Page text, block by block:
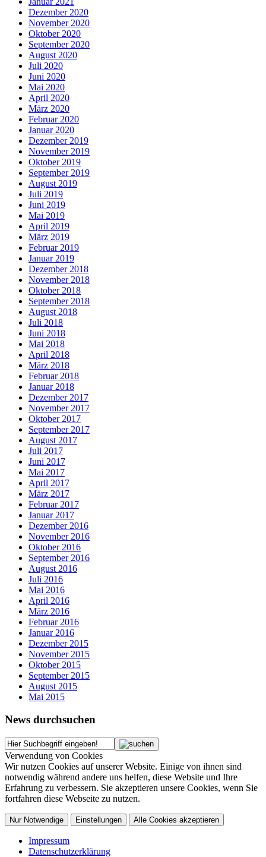
Dezember 2020
November 2020
Oktober 2020
September 2020
August 2020
Juli 2020
Juni 2020
Mai 2020
April 2020
März 2020
Februar 2020
Januar 2020
Dezember 2019
November 2019
Oktober 2019
September 2019
August 2019
Juli 2019
Juni 2019
Mai 2019
April 2019
März 2019
Februar 2019
Januar 2019
Dezember 2018
November 2018
Oktober 2018
September 2018
August 2018
Juli 2018
Juni 2018
Mai 2018
April 2018
März 2018
Februar 2018
Januar 2018
Dezember 2017
November 2017
Oktober 2017
September 2017
August 2017
Juli 2017
Juni 2017
Mai 2017
April 2017
März 2017
Februar 2017
Januar 2017
Dezember 2016
November 2016
Oktober 2016
September 2016
August 2016
Juli 2016
Mai 2016
April 2016
März 2016
Februar 2016
Januar 2016
Dezember 2015
November 2015
Oktober 2015
September 2015
August 2015
Mai 2015
News durchsuchen
Verwendung von Cookies
Wir nutzen Cookies auf unserer Website. Einige von ihnen sind
notwendig während andere uns helfen, diese Website und Ihre
Erfahrung zu verbessern. Sie akzeptieren unsere Cookies, wenn Sie
fortfahren diese Webseite zu nutzen.
Nur Notwendige Einstellungen Alle Cookies akzeptieren
Impressum
Datenschutzerklärung